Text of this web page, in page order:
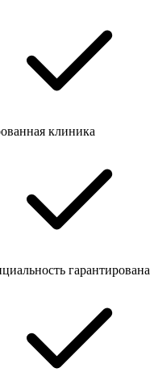
клиника
гарантирована